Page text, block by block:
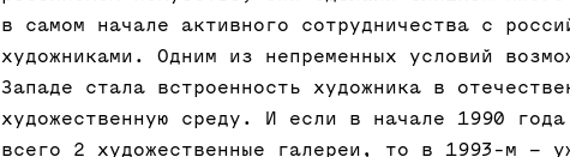
в самом начале активного сотрудничества с
художниками. Одним из непременных условий
Западе стала встроенность художника в
художественную среду. И если в начале 1990
всего 2 художественные галереи, то в 1993-м –